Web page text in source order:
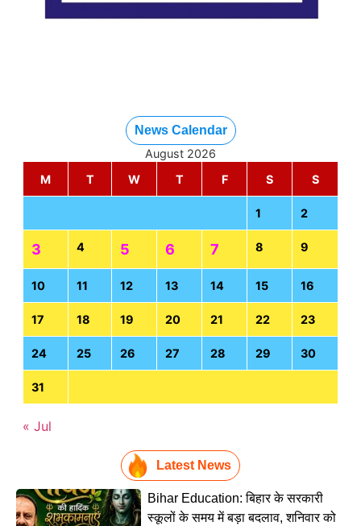
News Calendar
August 2026
M
T W T F S S
1 2
3 4 5 6 7 8 9
10 11 12 13 14 15 16
17 18 19 20 21 22 23
24 25 26 27 28 29 30
31
« Jul
Latest News
Bihar Education: बिहार के सरकारी
स्कूलों के समय में बड़ा बदलाव, शनिवार को